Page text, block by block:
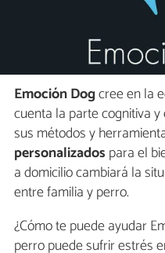
Emoción Dogcree en la
cuenta la parte cognitiva
sus métodos y
personalizados para el
a domicilio cambiará la
entre familia y perro.
¿Cómo te puede ayudar
perro puede sufrir estrés